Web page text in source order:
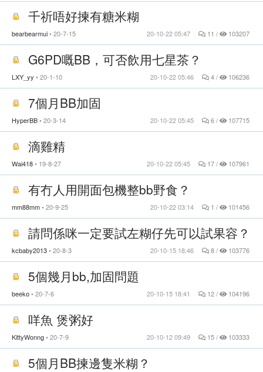
千祈唔好揀有糖米糊
bearbearmui 20-7-15 11 / 103207
20-10-22 05:47
G6PD嘅BB，可否飲用七星茶？
LXY_yy 20-1-10 4 / 106236
20-10-22 05:46
7個月BB加固
HyperBB 20-3-14 6 / 107715
20-10-22 05:45
滴雞精
Wai418 19-8-27 17 / 107961
20-10-22 05:45
有冇人用開面包機整bb野食？
mm88mm 20-9-25 1 / 101456
20-10-22 03:14
請問係咪一定要試左糊仔先可以試果容？
kcbaby2013 20-8-3 8 / 103776
20-10-15 18:46
5個幾月bb,加固問題
beeko 20-7-6 12 / 104196
20-10-15 18:41
咩魚 煲粥好
KittyWonng 20-7-9 15 / 103333
20-10-12 09:49
5個月BB揀邊隻米糊？